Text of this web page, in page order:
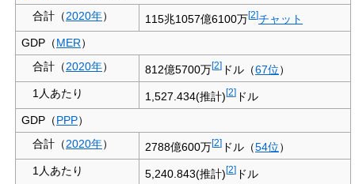
合計（2020年） 115兆1057億6100万[2]チャット
GDP（MER）
合計（2020年） 812億5700万[2] ドル（67位）
1人あたり
1,527.434(推計)[2] ドル
GDP（PPP）
合計（2020年） 2788億600万[2] ドル（54位）
1人あたり
5,240.843(推計)[2] ドル